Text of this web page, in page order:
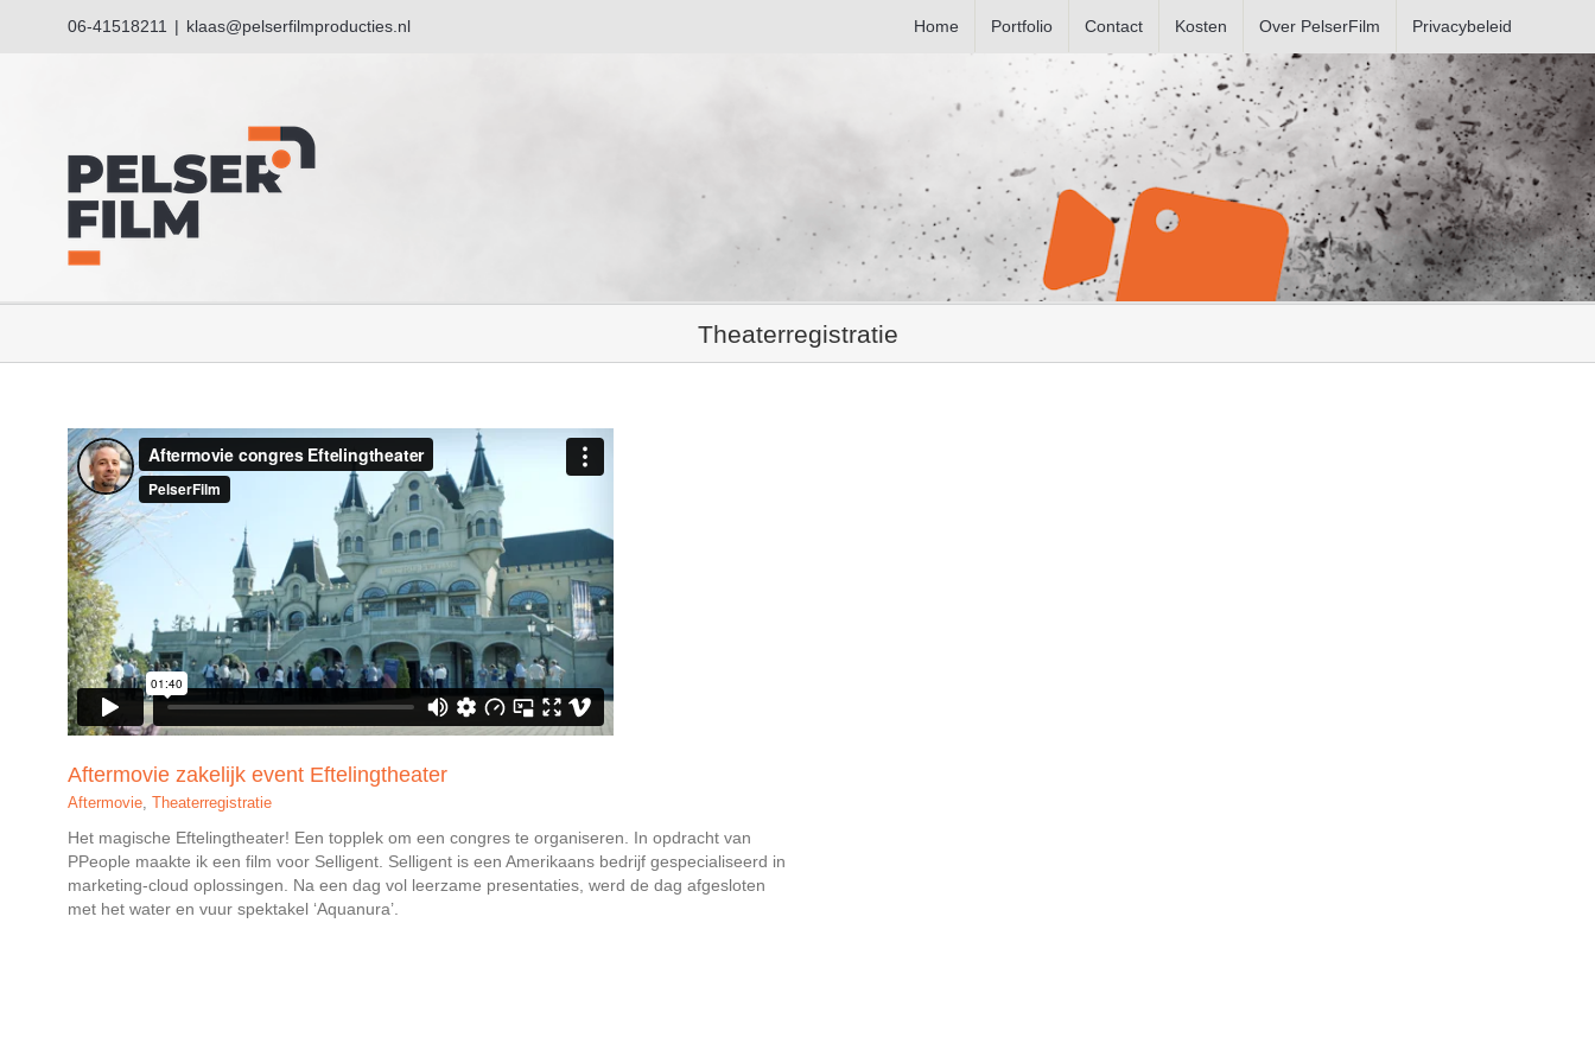
06-41518211 | klaas@pelserfilmproducties.nl Home Portfolio Contact Kosten Over PelserFilm Privacybeleid
Theaterregistratie
Aftermovie zakelijk event Eftelingtheater
Aftermovie Theaterregistratie
Het magische Eftelingtheater! Een topplek om een congres te organiseren. In opdracht van
PPeople maakte ik een film voor Selligent. Selligent is een Amerikaans bedrijf gespecialiseerd in
marketing-cloud oplossingen. Na een dag vol leerzame presentaties, werd de dag afgesloten
met het water en vuur spektakel ‘Aquanura’.